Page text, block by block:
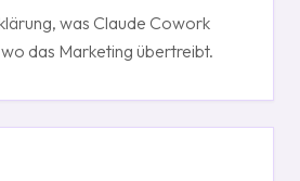
was Claude Cowork
das Marketing übertreibt.